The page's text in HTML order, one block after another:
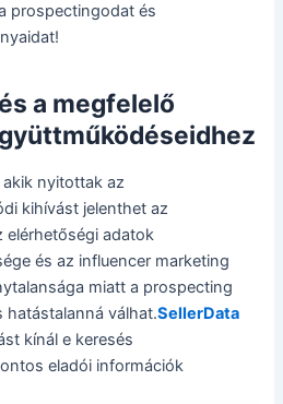
prospectingodat és
a megfelelő
nyitottak az
kihívást jelenthet az
elérhetőségi adatok
és az influencer marketing
miatt a prospecting
hatástalanná válhat.SellerData
kínál e keresés
eladói információk